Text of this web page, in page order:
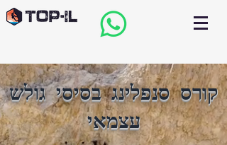
קורס סנפלינג בסיסי גולש
עצמאי